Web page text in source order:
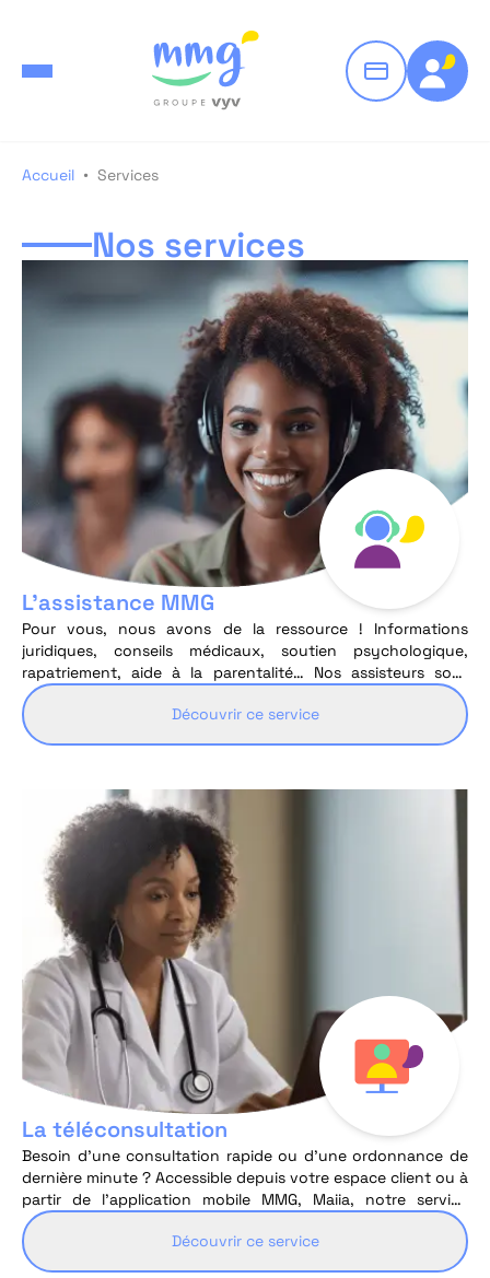
Accueil • Services
Nos services
L’assistance MMG
Pour vous, nous avons de la ressource ! Informations
juridiques, conseils médicaux, soutien psychologique,
rapatriement, aide à la parentalité… Nos assisteurs sont
joignables 24 h/24 et 7j/7 pour vous orienter vers la solution
d’assistance la plus adéquate.Découvrir ce service
La téléconsultation
Besoin d’une consultation rapide ou d’une ordonnance de
dernière minute ? Accessible depuis votre espace client ou à
partir de l’application mobile MMG, Maiia, notre service
gratuit de téléconsultation est disponible 7j/7 et 24h/24 où
que vous soyez et à tout moment.
Découvrir ce service